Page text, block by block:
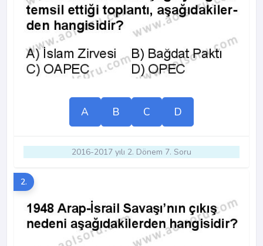
A B C D
2016-2017 yılı 2. Dönem 7. Soru
2.